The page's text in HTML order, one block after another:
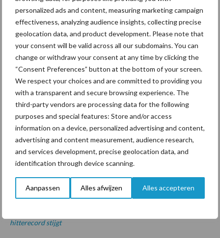
personalized ads and content, measuring marketing campaign
effectiveness, analyzing audience insights, collecting precise
geolocation data, and product development. Please note that
your consent will be valid across all our subdomains. You can
change or withdraw your consent at any time by clicking the
“Consent Preferences” button at the bottom of your screen.
We respect your choices and are committed to providing you
with a transparent and secure browsing experience. The
third-party vendors are processing data for the following
purposes and special features: Store and/or access
information on a device, personalized advertising and content,
advertising and content measurement, audience research,
and services development, precise geolocation data, and
identification through device scanning.
Aanpassen Alles afwijzen Alles accepteren
vallen.
Vorig jaar op twee na warmste april in
ruim 300 jaar!
In2018leek het wel zomer in april. De gemiddelde temperatuur
kwam in De Bilt uit op 12,2 graden tegen 9,2 graden normaal. In
2009 was het net zo warm en alleen 2007 en 2011 waren nog
warmer met 13,1 graden. Op 19 april vorig jaar was het
recordwarm met 27,4 graden in De Bilt en 29,6 graden in Lelystad.
Ook op 7, 8 en 22 april werden officiële warmterecords
genoteerd. Door een kletsnat slot werd april 2018 toch een
natte maand. Er viel 74 mm tegen 44 normaal. Sinds 2001 was het
niet zo nat geweest in april.
Bron:
hitterecord stijgt